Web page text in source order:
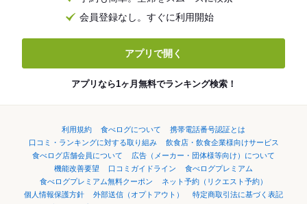
会員登録なし。すぐに利用開始
アプリで開く
アプリなら1ヶ月無料でランキング検索！
利用規約 食べログについて
携帯電話番号認証とは
口コミ・ランキングに対する取り組み
飲食店・飲食企業様向けサービス
食べログ店舗会員について
広告（メーカー・団体様等向け）について
機能改善要望
口コミガイドライン
食べログプレミアム
食べログプレミアム無料クーポン
ネット予約（リクエスト予約）
個人情報保護方針
外部送信（オプトアウト）
特定商取引法に基づく表記